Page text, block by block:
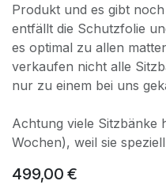
Produkt und es gibt
entfällt die Schutzfolie
es optimal zu allen
verkaufen nicht alle
nur zu einem bei uns
Achtung viele Sitzbänke
Wochen), weil sie
499,00 €